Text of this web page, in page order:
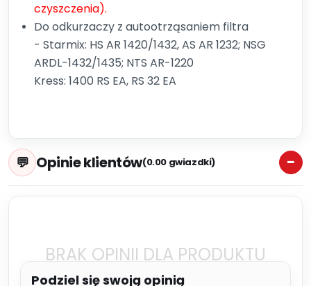
czyszczenia).
Do odkurzaczy z autootrząsaniem filtra
- Starmix: HS AR 1420/1432, AS AR 1232; NSG
ARDL-1432/1435; NTS AR-1220
Kress: 1400 RS EA, RS 32 EA
Opinie klientów(0.00 gwiazdki)
BRAK OPINII DLA PRODUKTU